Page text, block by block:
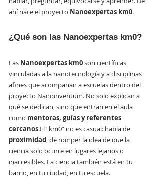
ahí nace el proyecto Nanoexpertas km0.
¿Qué son las Nanoexpertas km0?
Las Nanoexpertas km0 son científicas
vinculadas a la nanotecnología y a disciplinas
afines que acompañan a escuelas dentro del
proyecto Nanoinventum. No solo explican a
qué se dedican, sino que entran en el aula
como mentoras, guías y referentes
cercanos.El “km0” no es casual: habla de
proximidad, de romper la idea de que la
ciencia solo ocurre en lugares lejanos o
inaccesibles. La ciencia también está en tu
barrio, en tu ciudad, en tu escuela.